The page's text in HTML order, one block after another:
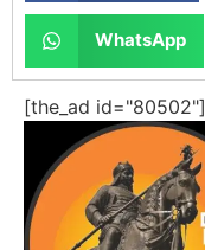
WhatsApp
[the_ad id="80502"]